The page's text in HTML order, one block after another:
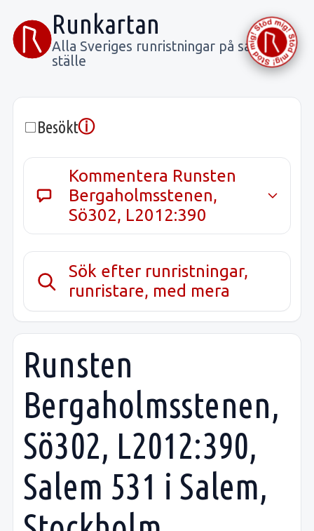
Runkartan
Alla Sveriges runristningar på samma
ställe
Besöktⓘ
Kommentera Runsten
Bergaholmsstenen,
Sö302, L2012:390
Sök efter runristningar,
runristare, med mera
Runsten
Bergaholmsstenen,
Sö302, L2012:390,
Salem 531 i Salem,